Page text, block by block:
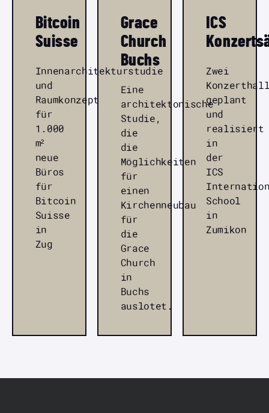
Bitcoin
Suisse
Innenarchitekturstudie
und
Raumkonzept
für
1.000
m²
neue
Büros
für
Bitcoin
Suisse
in
Zug
Grace
Church
Buchs
Eine
architektonische
Studie,
die
die
Möglichkeiten
für
einen
Kirchenneubau
für
die
Grace
Church
in
Buchs
auslotet.
ICS
Zwei
geplant
und
realisiert
in
der
ICS
School
in
Zumikon